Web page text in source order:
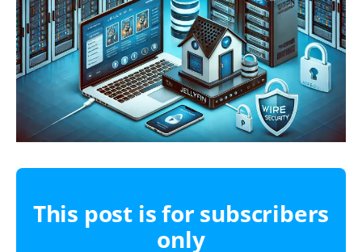
This post is for subscribers
only